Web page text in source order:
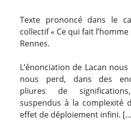
Texte prononcé dans le
collectif « Ce qui fait l’homme
Rennes.
L’énonciation de Lacan
nous perd, dans des
pliures de
suspendus à la complexité
effet de déploiement infini.